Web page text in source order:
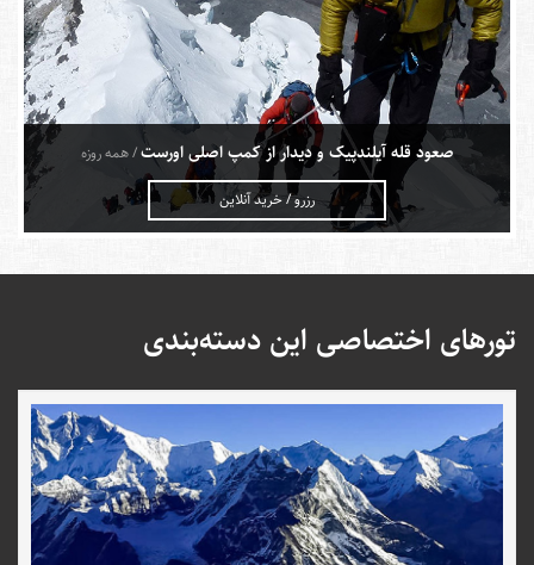
صعود قله آیلندپیک و دیدار از کمپ اصلی اورست/ همه روزه
رزرو / خرید آنلاین
تورهای اختصاصی این دسته‌بندی